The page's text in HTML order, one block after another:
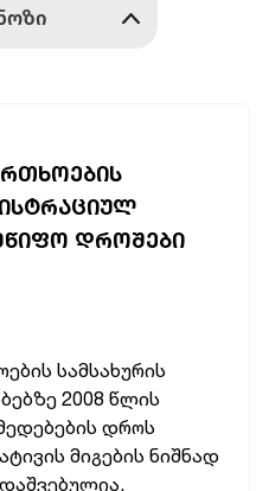
ᲓᲠᲝᲨᲔᲑᲘ
სამსახურის
2008 წლის
დროს
მიგებისნიშნად